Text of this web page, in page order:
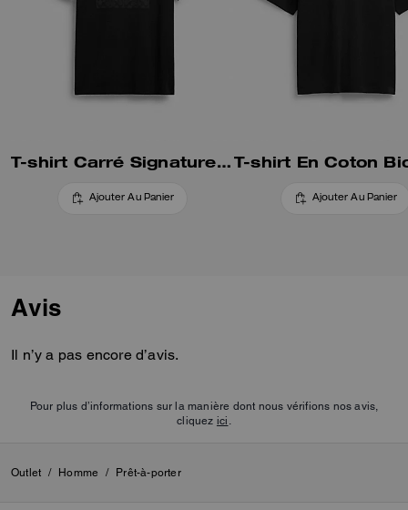
T-shirt Carré Signature En Coton Biologique
Ajouter Au Panier Ajouter Au Panier
Avis
Il n’y a pas encore d’avis.
Pour plus d’informations sur la manière dont nous vérifions nos avis,
cliquez ici .
Outlet / Homme / Prêt-à-porter